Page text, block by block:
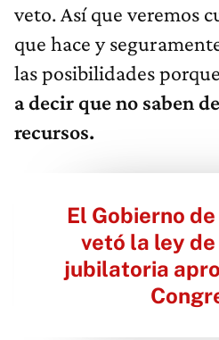
veto. Así que veremos
que hace y
las posibilidades
a decir que no saben
recursos.
El Gobierno
vetó la ley
jubilatoria